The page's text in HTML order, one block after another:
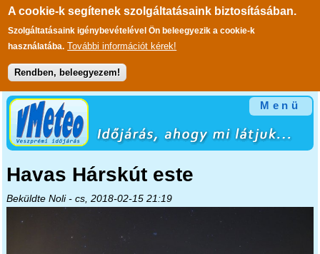
A cookie-k segítenek szolgáltatásaink biztosításában.
Szolgáltatásaink igénybevételével Ön beleegyezik a cookie-k
használatába. További információt kérek!
Rendben, beleegyezem!
Ugrás a tartalomra
Menü
Havas Hárskút este
Beküldte Noli- cs, 2018-02-15 21:19